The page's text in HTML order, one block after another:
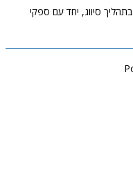
סיווג, יחד עם ספקי